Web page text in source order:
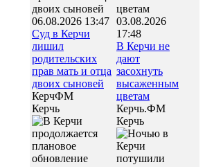
06.08.2026 13:47
Суд в Керчи
лишил
родительских
прав мать и отца
двоих сыновей
КерчФМ
Керчь
03.08.2026
17:48
В Керчи не
дают
засохнуть
высаженным
цветам
Керчь.ФМ
Керчь